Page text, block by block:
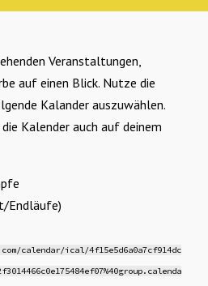
Veranstaltungen,
auf einen Blick. Nutze die
Kalander auszuwählen.
Kalender auch auf deinem
Endläufe)
calendar/ical/4f15e5d6a0a7cf914dc